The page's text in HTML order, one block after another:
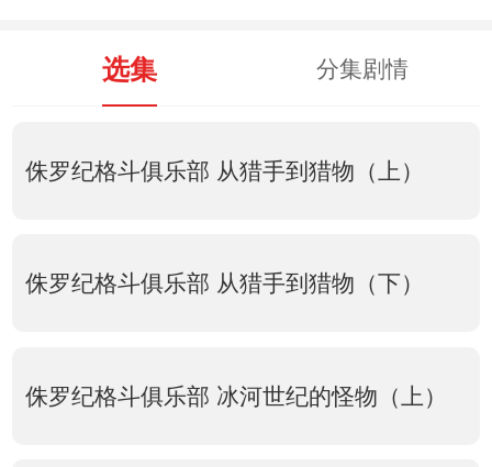
选集 分集剧情
侏罗纪格斗俱乐部 从猎手到猎物（上）
侏罗纪格斗俱乐部 从猎手到猎物（下）
侏罗纪格斗俱乐部 冰河世纪的怪物（上）